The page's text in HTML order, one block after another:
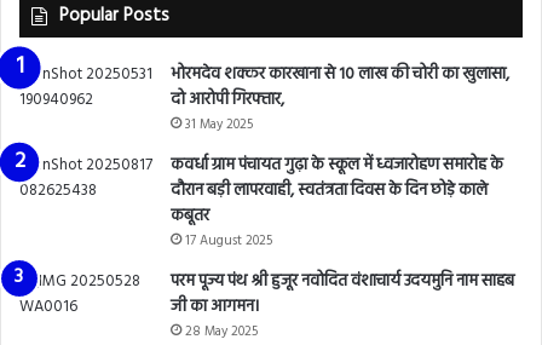
Popular Posts
भोरमदेव शक्कर कारखाना से 10 लाख की चोरी का खुलासा,
दो आरोपी गिरफ्तार,
31 May 2025
कवर्धा ग्राम पंचायत गुढ़ा के स्कूल में ध्वजारोहण समारोह के
दौरान बड़ी लापरवाही, स्वतंत्रता दिवस के दिन छोड़े काले
कबूतर
17 August 2025
परम पूज्य पंथ श्री हुजूर नवोदित वंशाचार्य उदयमुनि नाम साहब
जी का आगमन।
28 May 2025